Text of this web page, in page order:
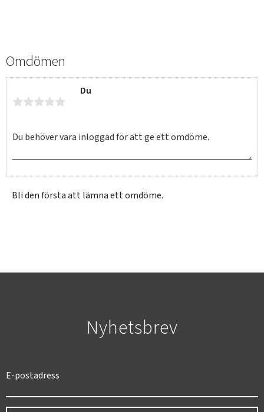
Omdömen
Du
Bli den första att lämna ett omdöme.
Nyhetsbrev